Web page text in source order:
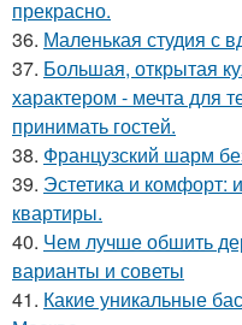
прекрасно.
36. Маленькая студия с
37. Большая, открытая
характером - мечта для
принимать гостей.
38. Французский шарм
39. Эстетика и комфорт:
квартиры.
40. Чем лучше обшить
варианты и советы
41. Какие уникальные